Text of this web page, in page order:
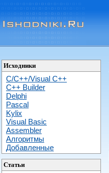
Исходники
C/C++/Visual C++
С++ Builder
Delphi
Pascal
Kylix
Visual Basic
Assembler
Алгоритмы
Добавленные
Статьи